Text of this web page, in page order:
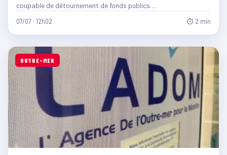
coupable de détournement de fonds publics…
07/07 · 12h02 ⏱ 2 min
OUTRE-MER